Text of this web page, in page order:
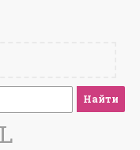
Найти